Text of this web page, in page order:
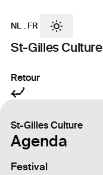
St-Gilles Culture
NL . FR
Retour
St-Gilles Culture
Agenda
Festival